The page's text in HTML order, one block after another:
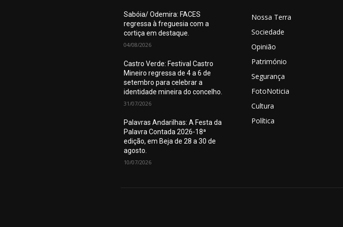
Sabóia/ Odemira: FACES
regressa à freguesia com a
cortiça em destaque.
04/08/2026
Castro Verde: Festival Castro
Mineiro regressa de 4 a 6 de
setembro para celebrar a
identidade mineira do concelho.
31/07/2026
Palavras Andarilhas: A Festa da
Palavra Contada 2026-18ª
edição, em Beja de 28 a 30 de
agosto.
10/07/2026
Nossa Terra
Sociedade
Opinião
Património
Segurança
FotoNoticia
Cultura
Política